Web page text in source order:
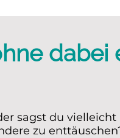
dabei
sagst du vielleicht
zu